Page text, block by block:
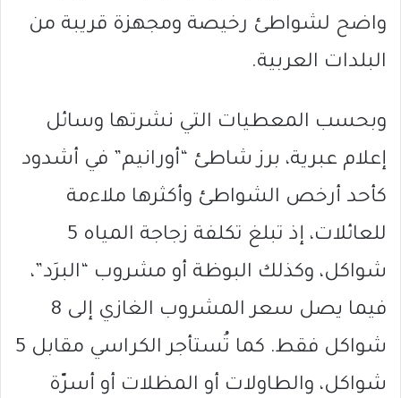
واضح لشواطئ رخيصة ومجهزة قريبة من
البلدات العربية.
وبحسب المعطيات التي نشرتها وسائل
إعلام عبرية، برز شاطئ “أورانيم” في أشدود
كأحد أرخص الشواطئ وأكثرها ملاءمة
للعائلات، إذ تبلغ تكلفة زجاجة المياه 5
شواكل، وكذلك البوظة أو مشروب “البرَد”،
فيما يصل سعر المشروب الغازي إلى 8
شواكل فقط. كما تُستأجر الكراسي مقابل 5
شواكل، والطاولات أو المظلات أو أسرّة